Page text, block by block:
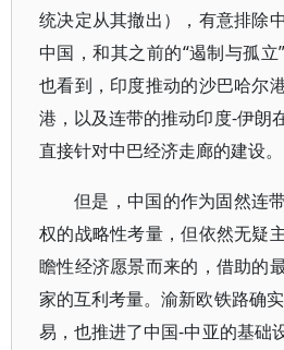
统决定从其撤出），有意排除
中国，和其之前的“遏制与孤立
也看到，印度推动的沙巴哈尔
港，以及连带的推动印度-伊朗
直接针对中巴经济走廊的建设。
但是，中国的作为固然连
权的战略性考量，但依然无疑
瞻性经济愿景而来的，借助的
家的互利考量。渝新欧铁路确
易，也推进了中国-中亚的基础